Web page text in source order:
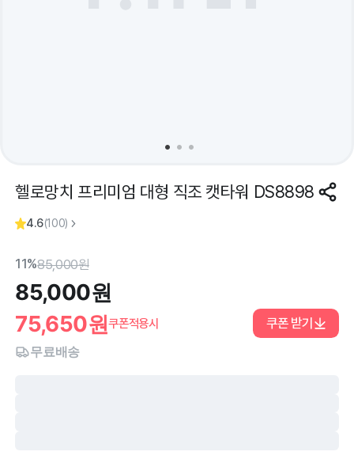
헬로망치 프리미엄 대형 직조 캣타워 DS8898
4.6(100)
11%85,000원
85,000원
75,650원쿠폰적용시 쿠폰 받기
무료배송